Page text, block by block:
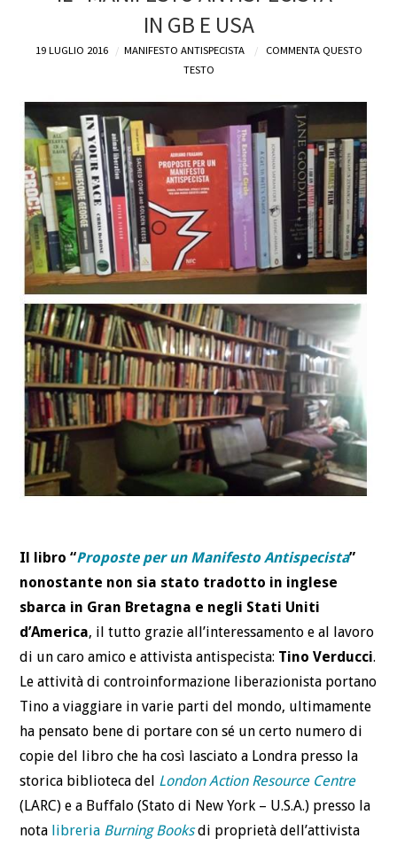
BLOG
CONTATTI
IN GB E USA
19 LUGLIO 2016 MANIFESTO ANTISPECISTA
COMMENTA QUESTO
TESTO
Il libro “Proposte per un Manifesto Antispecista”
nonostante non sia stato tradotto in inglese
sbarca in Gran Bretagna e negli Stati Uniti
d’America, il tutto grazie all’interessamento e al lavoro
di un caro amico e attivista antispecista: Tino Verducci.
Le attività di controinformazione liberazionista portano
Tino a viaggiare in varie parti del mondo, ultimamente
ha pensato bene di portare con sé un certo numero di
copie del libro che ha così lasciato a Londra presso la
storica biblioteca del London Action Resource Centre
(LARC) e a Buffalo (Stato di New York – U.S.A.) presso la
nota libreria Burning Booksdi proprietà dell’attivista